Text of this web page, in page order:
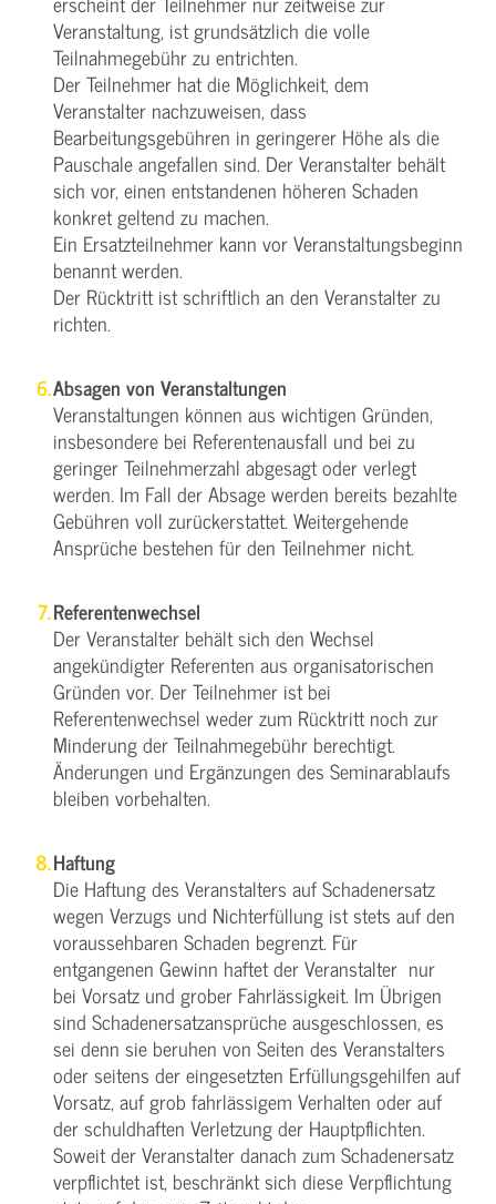
Veranstaltung, ist grundsätzlich die volle
Teilnahmegebühr zu entrichten.
Der Teilnehmer hat die Möglichkeit, dem
Veranstalter nachzuweisen, dass
Bearbeitungsgebühren in geringerer Höhe als die
Pauschale angefallen sind. Der Veranstalter behält
sich vor, einen entstandenen höheren Schaden
konkret geltend zu machen.
Ein Ersatzteilnehmer kann vor Veranstaltungsbeginn
benannt werden.
Der Rücktritt ist schriftlich an den Veranstalter zu
richten.
Absagen von Veranstaltungen
Veranstaltungen können aus wichtigen Gründen,
insbesondere bei Referentenausfall und bei zu
geringer Teilnehmerzahl abgesagt oder verlegt
werden. Im Fall der Absage werden bereits bezahlte
Gebühren voll zurückerstattet. Weitergehende
Ansprüche bestehen für den Teilnehmer nicht.
Referentenwechsel
Der Veranstalter behält sich den Wechsel
angekündigter Referenten aus organisatorischen
Gründen vor. Der Teilnehmer ist bei
Referentenwechsel weder zum Rücktritt noch zur
Minderung der Teilnahmegebühr berechtigt.
Änderungen und Ergänzungen des Seminarablaufs
bleiben vorbehalten.
Haftung
Die Haftung des Veranstalters auf Schadenersatz
wegen Verzugs und Nichterfüllung ist stets auf den
voraussehbaren Schaden begrenzt. Für
entgangenen Gewinn haftet der Veranstalter nur
bei Vorsatz und grober Fahrlässigkeit. Im Übrigen
sind Schadenersatzansprüche ausgeschlossen, es
sei denn sie beruhen von Seiten des Veranstalters
oder seitens der eingesetzten Erfüllungsgehilfen auf
Vorsatz, auf grob fahrlässigem Verhalten oder auf
der schuldhaften Verletzung der Hauptpflichten.
Soweit der Veranstalter danach zum Schadenersatz
verpflichtet ist, beschränkt sich diese Verpflichtung